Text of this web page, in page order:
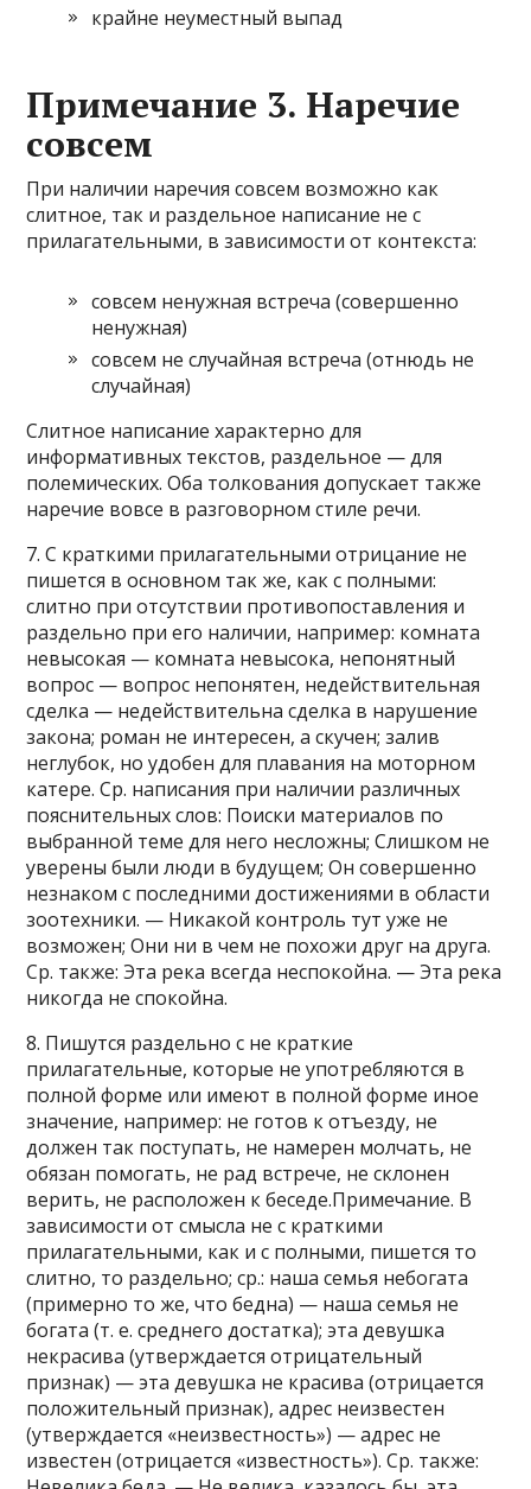
крайне неуместный выпад
Примечание 3. Наречие
совсем
При наличии наречия совсем возможно как
слитное, так и раздельное написание не с
прилагательными, в зависимости от контекста:
совсем ненужная встреча (совершенно
ненужная)
совсем не случайная встреча (отнюдь не
случайная)
Слитное написание характерно для
информативных текстов, раздельное — для
полемических. Оба толкования допускает также
наречие вовсе в разговорном стиле речи.
7. С краткими прилагательными отрицание не
пишется в основном так же, как с полными:
слитно при отсутствии противопоставления и
раздельно при его наличии, например: комната
невысокая — комната невысока, непонятный
вопрос — вопрос непонятен, недействительная
сделка — недействительна сделка в нарушение
закона; роман не интересен, а скучен; залив
неглубок, но удобен для плавания на моторном
катере. Ср. написания при наличии различных
пояснительных слов: Поиски материалов по
выбранной теме для него несложны; Слишком не
уверены были люди в будущем; Он совершенно
незнаком с последними достижениями в области
зоотехники. — Никакой контроль тут уже не
возможен; Они ни в чем не похожи друг на друга.
Ср. также: Эта река всегда неспокойна. — Эта река
никогда не спокойна.
8. Пишутся раздельно с не краткие
прилагательные, которые не употребляются в
полной форме или имеют в полной форме иное
значение, например: не готов к отъезду, не
должен так поступать, не намерен молчать, не
обязан помогать, не рад встрече, не склонен
верить, не расположен к беседе.Примечание. В
зависимости от смысла не с краткими
прилагательными, как и с полными, пишется то
слитно, то раздельно; ср.: наша семья небогата
(примерно то же, что бедна) — наша семья не
богата (т. е. среднего достатка); эта девушка
некрасива (утверждается отрицательный
признак) — эта девушка не красива (отрицается
положительный признак), адрес неизвестен
(утверждается «неизвестность») — адрес не
известен (отрицается «известность»). Ср. также: